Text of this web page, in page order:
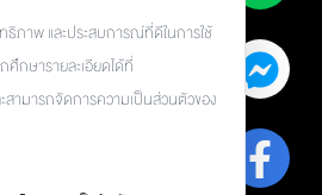
6624
ภาพ และประสบการณ์ที่ดีในการใช้
กษารายละเอียดได้ที่
สามารถจัดการความเป็นส่วนตัวของ